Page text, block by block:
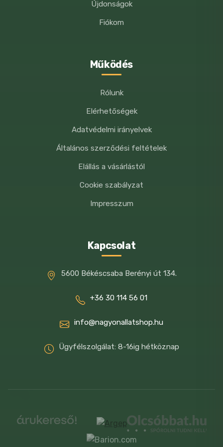
Újdonságok
Fiókom
Működés
Rólunk
Elérhetőségek
Adatvédelmi irányelvek
Általános szerződési feltételek
Elállás a vásárlástól
Cookie szabályzat
Impresszum
Kapcsolat
5600 Békéscsaba Berényi út 134.
+36 30 114 56 01
info@nagyonallatshop.hu
Ügyfélszolgálat: 8-16ig hétköznap